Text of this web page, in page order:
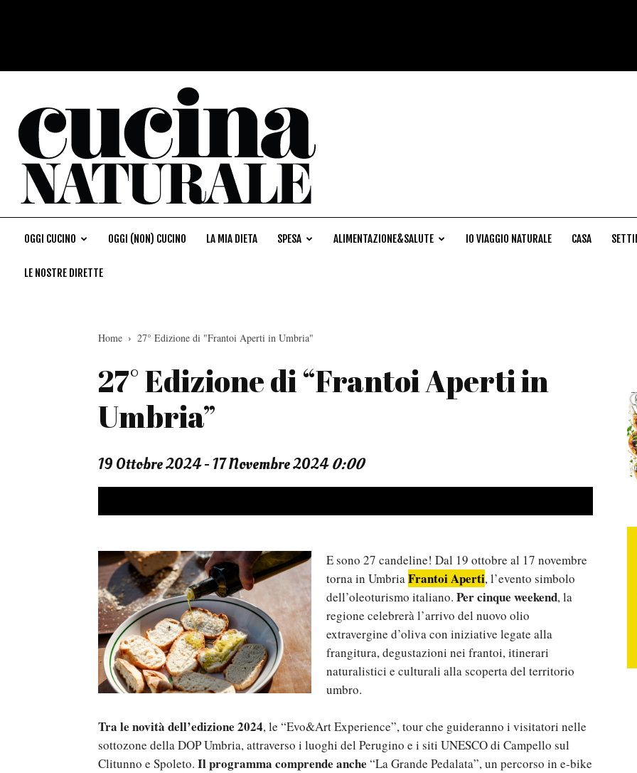
OGGI CUCINO OGGI (NON) CUCINO LA MIA DIETA SPESA ALIMENTAZIONE&SALUTE IO VIAGGIO NATURALE CASA
LE NOSTRE DIRETTE
Home 27° Edizione di "Frantoi Aperti in Umbria"
27° Edizione di “Frantoi Aperti in
Umbria”
19 Ottobre 2024 - 17 Novembre 20240:00
E sono 27 candeline! Dal 19 ottobre al 17 novembre
torna in UmbriaFrantoi Aperti, l’evento simbolo
dell’oleoturismo italiano. Per cinque weekend, la
regione celebrerà l’arrivo del nuovo olio
extravergine d’oliva con iniziative legate alla
frangitura, degustazioni nei frantoi, itinerari
naturalistici e culturali alla scoperta del territorio
umbro.
Tra le novità dell’edizione 2024, le “Evo&Art Experience”, tour che guideranno i visitatori nelle
sottozone della DOP Umbria, attraverso i luoghi del Perugino e i siti UNESCO di Campello sul
Clitunno e Spoleto. Il programma comprende anche “La Grande Pedalata”, un percorso in e-bike